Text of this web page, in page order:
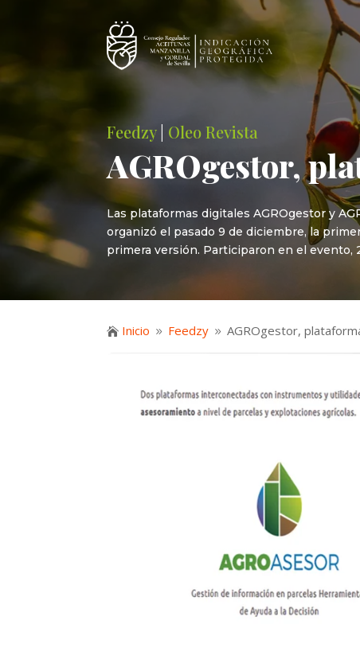
Feedzy| Oleo Revista
AGROgestor,
Las plataformas digitales AGROgestor y
organizó el pasado 9 de diciembre, la
primera versión. Participaron en el evento,
 Inicio 9 Feedzy 9 AGROgestor,